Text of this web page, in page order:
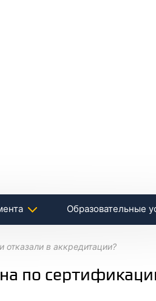
Образовательные
отказали в аккредитации?
по